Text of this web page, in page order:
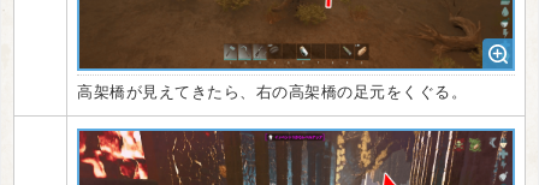
高架橋が見えてきたら、右の高架橋の足元をくぐる。